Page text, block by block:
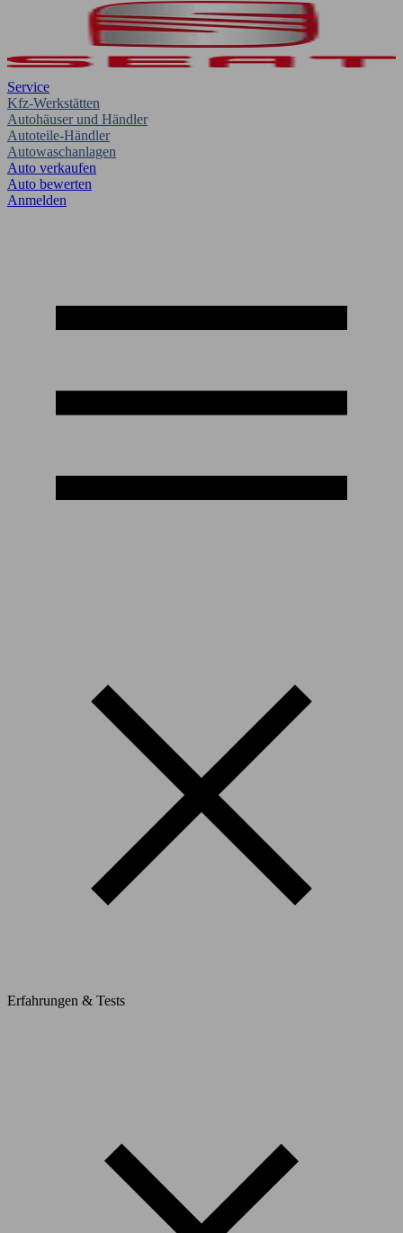
Service
Kfz-Werkstätten
Autohäuser und Händler
Autoteile-Händler
Autowaschanlagen
Auto verkaufen
Auto bewerten
Anmelden
Erfahrungen & Tests